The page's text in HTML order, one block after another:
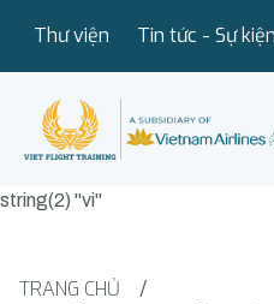
Thư viện Tin tức - Sự kiện
string(2) "vi"
TRANG CHỦ
/